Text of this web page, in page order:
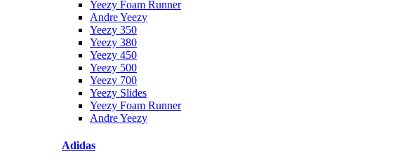
Yeezy Foam Runner
Andre Yeezy
Yeezy 350
Yeezy 380
Yeezy 450
Yeezy 500
Yeezy 700
Yeezy Slides
Yeezy Foam Runner
Andre Yeezy
Adidas